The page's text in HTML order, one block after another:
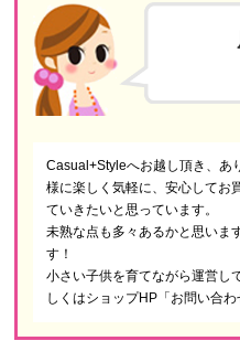
Casual+Styleへお越し頂き、あ
様に楽しく気軽に、安心してお
ていきたいと思っています。
未熟な点も多々あるかと思いま
す！
小さい子供を育てながら運営し
しくはショップHP「お問い合わ